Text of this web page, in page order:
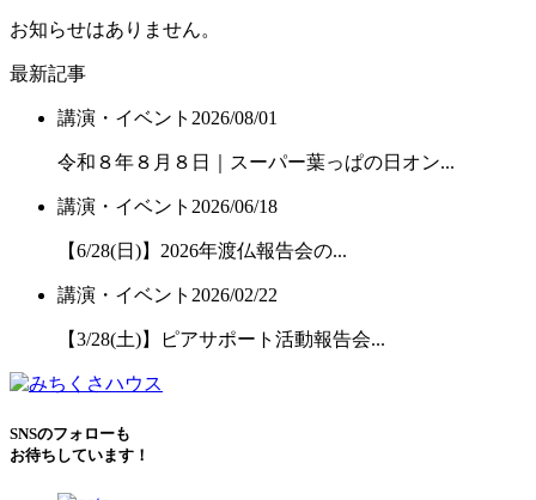
お知らせはありません。
最新記事
講演・イベント 2026/08/01
令和８年８月８日｜スーパー葉っぱの日オン...
講演・イベント 2026/06/18
【6/28(日)】2026年渡仏報告会の...
講演・イベント 2026/02/22
【3/28(土)】ピアサポート活動報告会...
SNSのフォローも
お待ちしています！